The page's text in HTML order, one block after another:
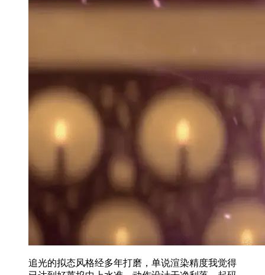
追光的拟态风格经多年打磨，单说渲染精度我觉得